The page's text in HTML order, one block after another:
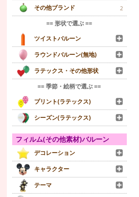
その他ブランド
2
== 形状で選ぶ ==
ツイストバルーン
ラウンドバルーン(無地)
ラテックス・その他形状
== 季節・絵柄で選ぶ ==
プリント(ラテックス)
シーズン(ラテックス)
フィルム(その他素材)バルーン
デコレーション
キャラクター
テーマ